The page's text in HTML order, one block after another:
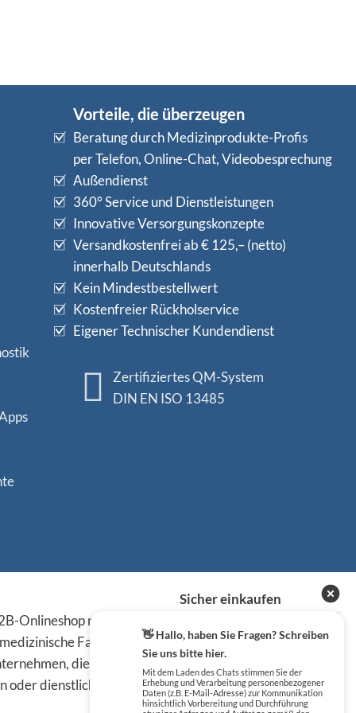
Vorteile, die überzeugen
Beratung durch Medizinprodukte-Profis
per Telefon, Online-Chat, Videobesprechung
Außendienst
360° Service und Dienstleistungen
Innovative Versorgungskonzepte
Versandkostenfrei ab € 125,– (netto)
innerhalb Deutschlands
Kein Mindestbestellwert
Kostenfreier Rückholservice
Eigener Technischer Kundendienst
Zertifiziertes QM-System
DIN EN ISO 13485
Onlineshop richten sich
Fachkreise,
die die
oder dienstlichen Tätigkeit
Sicher einkaufen
👋 Hallo, haben Sie Fragen? Schreiben
Sie uns bitte hier.
Mit dem Laden des Chats stimmen Sie der
Erhebung und Verarbeitung personenbezogener
Daten (z.B. E-Mail-Adresse) zur Kommunikation
hinsichtlich Vorbereitung und Durchführung